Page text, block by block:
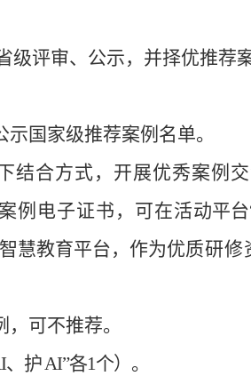
级评审、公示， 并择优推荐
示国家级推荐案例名单。
结合方式，开展优秀案例
例电子证书，可在活动平台
慧教育平台，作为优质研修
可不推荐。
、护AI”各1个）。